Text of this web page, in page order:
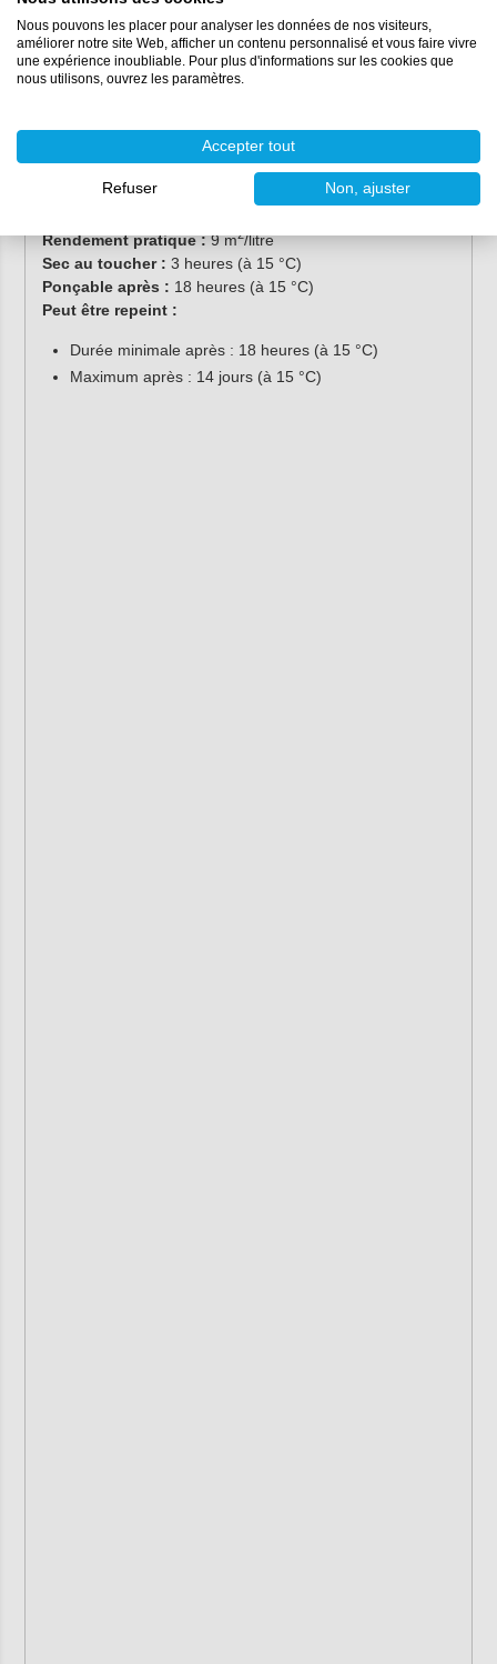
Couleur :blanc
Aspect :mat
Densité :1,43
% solides :48 %
Méthode d'application :Pinceau,rouleau de
Température minimale d'application :
5 °C
Rendement pratique :9 m2/litre
Sec au toucher : 3 heures (à 15 °C)
Ponçable après : 18 heures (à 15 °C)
Peut être repeint :
Durée minimale après : 18 heures (à 15 °C)
Maximum après : 14 jours (à 15 °C)
Nous pouvons les placer pour analyser les données de nos visiteurs,
améliorer notre site Web, afficher un contenu personnalisé et vous faire vivre
une expérience inoubliable. Pour plus d'informations sur les cookies que
nous utilisons, ouvrez les paramètres.
Accepter tout
Refuser Non, ajuster